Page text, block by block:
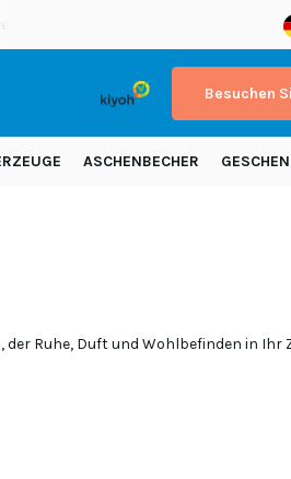
Besuchen
ASCHENBECHER
Ruhe, Duft und Wohlbefinden in